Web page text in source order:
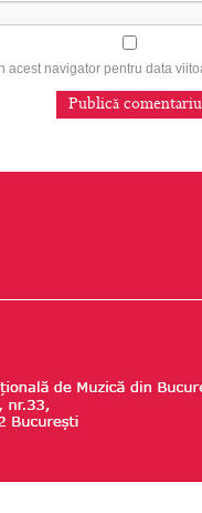
navigator pentru data